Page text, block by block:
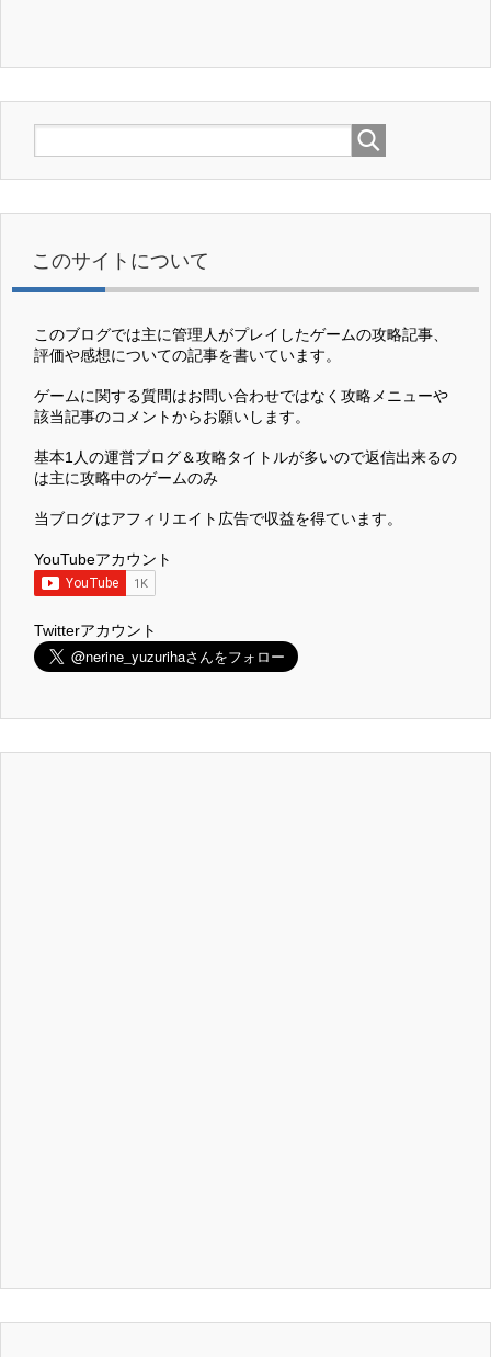
このサイトについて
このブログでは主に管理人がプレイしたゲームの攻略記事、
評価や感想についての記事を書いています。
ゲームに関する質問はお問い合わせではなく攻略メニューや
該当記事のコメントからお願いします。
基本1人の運営ブログ＆攻略タイトルが多いので返信出来るの
は主に攻略中のゲームのみ
当ブログはアフィリエイト広告で収益を得ています。
YouTubeアカウント
Twitterアカウント